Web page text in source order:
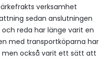
verksamhet
sedan anslutningen
och reda har länge varit en
med transportköparna har
också varit ett sätt att